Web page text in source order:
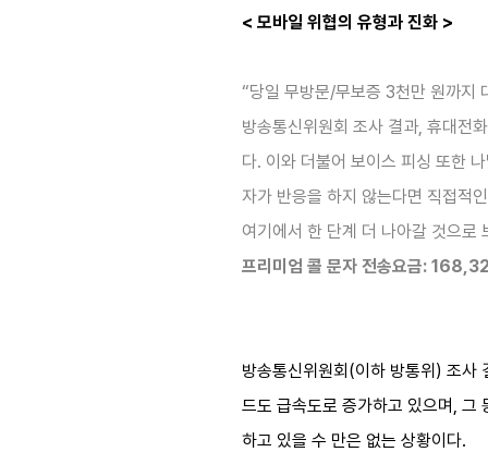
< 모바일 위협의 유형과 진화 >
“당일 무방문/무보증 3천만 원까지
방송통신위원회 조사 결과, 휴대전
다. 이와 더불어 보이스 피싱 또한
자가 반응을 하지 않는다면 직접적
여기에서 한 단계 더 나아갈 것으로
프리미엄 콜 문자 전송요금:
방송통신위원회(이하 방통위) 조사
드도 급속도로 증가하고 있으며, 그
하고 있을 수 만은 없는 상황이다.